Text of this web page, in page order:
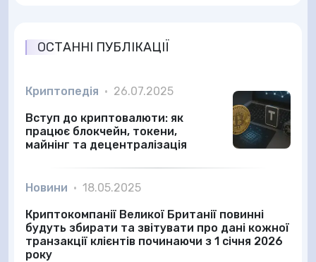
ОСТАННІ ПУБЛІКАЦІЇ
Криптопедія • 26.07.2025
Вступ до криптовалюти: як
працює блокчейн, токени,
майнінг та децентралізація
Новини • 18.05.2025
Криптокомпанії Великої Британії повинні
будуть збирати та звітувати про дані кожної
транзакції клієнтів починаючи з 1 січня 2026
року